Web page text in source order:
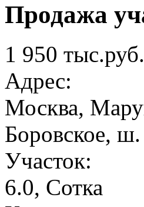
Продажа
1 950 тыс.руб.
Адрес:
Москва,
Боровское,
Участок:
6.0, Сотка